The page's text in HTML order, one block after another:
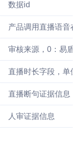
数据id
产品调用直播语音
审核来源，0：易盾
直播时长字段，单位
直播断句证据信息
人审证据信息